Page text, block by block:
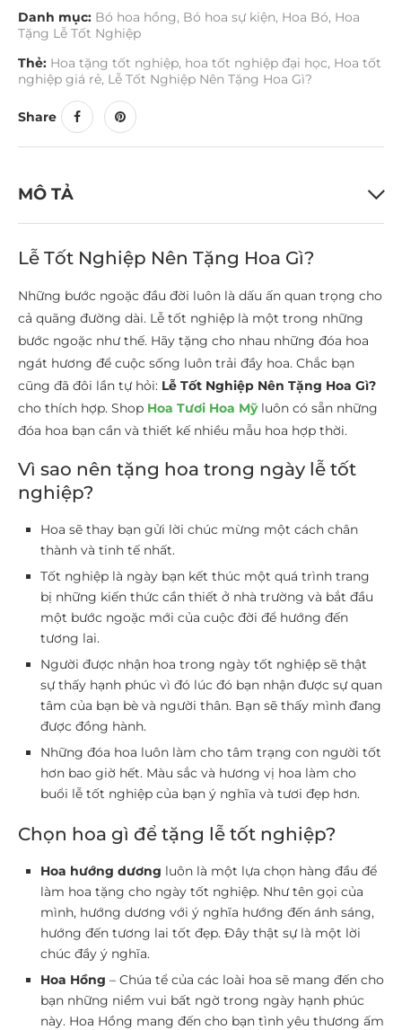
Danh mục: Bó hoa hồng, Bó hoa sự kiện, Hoa Bó, Hoa
Tặng Lễ Tốt Nghiệp
Thẻ: Hoa tặng tốt nghiệp, hoa tốt nghiệp đại học, Hoa tốt
nghiệp giá rẻ, Lễ Tốt Nghiệp Nên Tặng Hoa Gì?
Share
MÔ TẢ
Lễ Tốt Nghiệp Nên Tặng Hoa Gì?
Những bước ngoặc đầu đời luôn là dấu ấn quan trọng cho
cả quãng đường dài. Lễ tốt nghiệp là một trong những
bước ngoặc như thế. Hãy tặng cho nhau những đóa hoa
ngát hương để cuộc sống luôn trải đầy hoa. Chắc bạn
cũng đã đôi lần tự hỏi: Lễ Tốt Nghiệp Nên Tặng Hoa Gì?
cho thích hợp. Shop Hoa Tươi Hoa Mỹluôn có sẵn những
đóa hoa bạn cần và thiết kế nhiều mẫu hoa hợp thời.
Vì sao nên tặng hoa trong ngày lễ tốt
nghiệp?
Hoa sẽ thay bạn gửi lời chúc mừng một cách chân
thành và tinh tế nhất.
Tốt nghiệp là ngày bạn kết thúc một quá trình trang
bị những kiến thức cần thiết ở nhà trường và bắt đầu
một bước ngoặc mới của cuộc đời để hướng đến
tương lai.
Người được nhận hoa trong ngày tốt nghiệp sẽ thật
sự thấy hạnh phúc vì đó lúc đó bạn nhận được sự quan
tâm của bạn bè và người thân. Bạn sẽ thấy mình đang
được đồng hành.
Những đóa hoa luôn làm cho tâm trạng con người tốt
hơn bao giờ hết. Màu sắc và hương vị hoa làm cho
buổi lễ tốt nghiệp của bạn ý nghĩa và tươi đẹp hơn.
Chọn hoa gì để tặng lễ tốt nghiệp?
Hoa hướng dương luôn là một lựa chọn hàng đầu để
làm hoa tặng cho ngày tốt nghiệp. Như tên gọi của
mình, hướng dương với ý nghĩa hướng đến ánh sáng,
hướng đến tương lai tốt đẹp. Đây thật sự là một lời
chúc đầy ý nghĩa.
Hoa Hồng – Chúa tể của các loài hoa sẽ mang đến cho
bạn những niềm vui bất ngờ trong ngày hạnh phúc
này. Hoa Hồng mang đến cho bạn tình yêu thương ấm